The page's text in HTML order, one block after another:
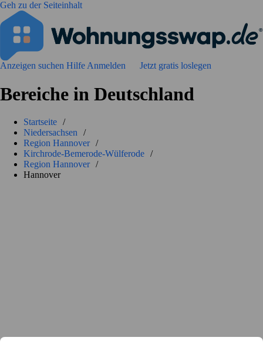
Geh zu der Seiteinhalt
Anzeigen suchen Hilfe Anmelden Jetzt gratis loslegen
Bereiche in Deutschland
Startseite /
Niedersachsen /
Region Hannover /
Kirchrode-Bemerode-Wülferode /
Region Hannover /
Hannover